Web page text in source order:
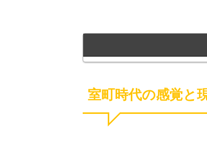
室町時代の感覚と